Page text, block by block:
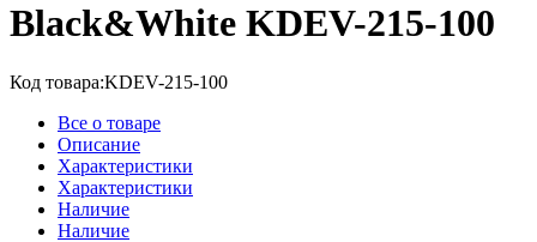
Black&White KDEV-215-100
Код товара:KDEV-215-100
Все о товаре
Описание
Характеристики
Характеристики
Наличие
Наличие